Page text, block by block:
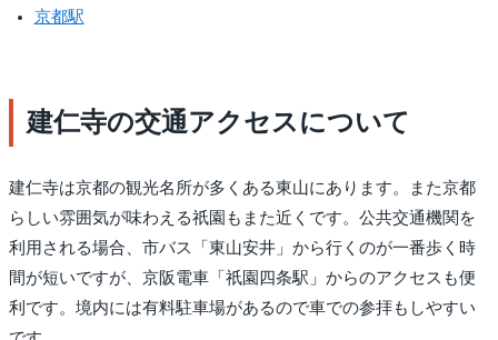
京都駅
建仁寺の交通アクセスについて
建仁寺は京都の観光名所が多くある東山にあります。また京都
らしい雰囲気が味わえる祇園もまた近くです。公共交通機関を
利用される場合、市バス「東山安井」から行くのが一番歩く時
間が短いですが、京阪電車「祇園四条駅」からのアクセスも便
利です。境内には有料駐車場があるので車での参拝もしやすい